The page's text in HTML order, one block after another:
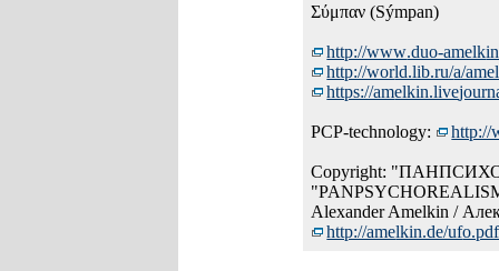
Σύμπαν (Sýmpan)
http://www.duo-amelk
http://world.lib.ru/a/
https://amelkin.live
PCP-technology: http://
Copyright:
Alexander Amelkin /
http://amelkin.de/ufo.pdf